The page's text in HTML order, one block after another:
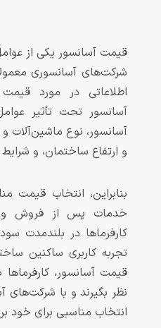
قیمت آسانسور یکی از
شرکت‌های آسانسوری
اطلاعاتی در مورد
آسانسور تحت تأثیر
آسانسور، نوع ماشین‌آلات
و ارتفاع ساختمان، و
بنابراین، انتخاب قیمت
خدمات پس از فروش و
کارفرماها در بلندمدت
تجربه کاربری ساکنین
قیمت آسانسور،
نظر بگیرند و با شرکت‌های
انتخاب مناسبی برای خود